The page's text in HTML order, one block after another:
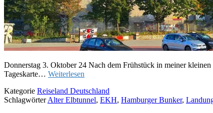
Donnerstag 3. Oktober 24 Nach dem Frühstück in meiner
Tageskarte… Weiterlesen
Kategorie Reiseland Deutschland
SchlagwörterAlter Elbtunnel, EKH, Hamburger Bunker,